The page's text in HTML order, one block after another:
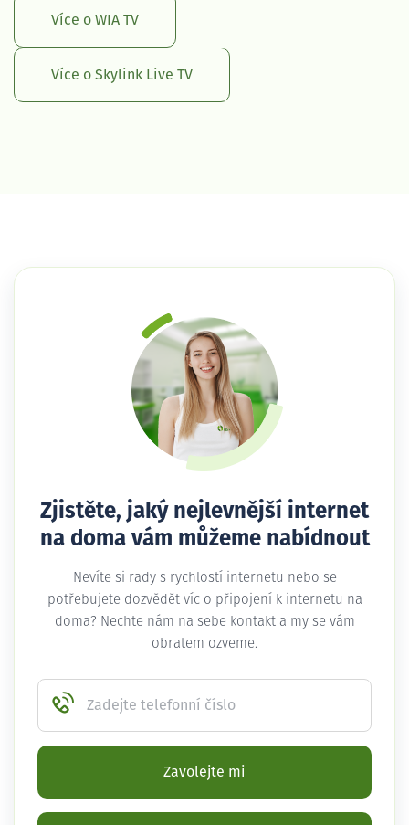
Více o WIA TV
Více o Skylink Live TV
Zjistěte, jaký nejlevnější internet
na doma vám můžeme nabídnout
Nevíte si rady s rychlostí internetu nebo se
potřebujete dozvědět víc o připojení k internetu na
doma? Nechte nám na sebe kontakt a my se vám
obratem ozveme.
Zadejte telefonní číslo
Zavolejte mi